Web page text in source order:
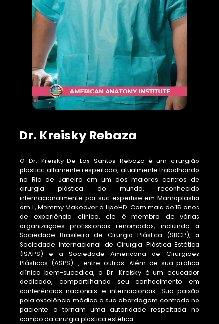
Dr. Kreisky Rebaza
O Dr. Kreisky De Los Santos Rebaza é um cirurgião
plástico altamente respeitado, atualmente trabalhando
no Rio de Janeiro em um dos maiores centros de
cirurgia plástica do mundo, reconhecido
internacionalmente por sua expertise em Mamoplastia
em L, Mommy Makeover e LipoHD. Com mais de 15 anos
de experiência clínica, ele é membro de várias
organizações profissionais renomadas, incluindo a
Sociedade Brasileira de Cirurgia Plástica (SBCP), a
Sociedade Internacional de Cirurgia Plástica Estética
(ISAPS) e a Sociedade Americana de Cirurgiões
Plásticos (ASPS). , entre outros. Além de sua prática
clínica bem-sucedida, o Dr. Kreisky é um educador
dedicado, compartilhando seu conhecimento em
conferências nacionais e internacionais. Sua paixão
pela excelência médica e sua abordagem centrada no
paciente o tornam uma autoridade respeitada no
campo da cirurgia plástica estética.